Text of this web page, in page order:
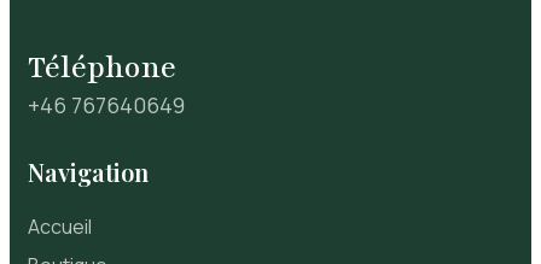
Téléphone
+46 767640649
Navigation
Accueil